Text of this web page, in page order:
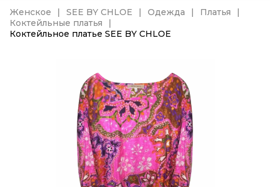
Женское SEE BY CHLOE Одежда
Платья
Коктейльные платья
Коктейльное платье SEE BY CHLOE